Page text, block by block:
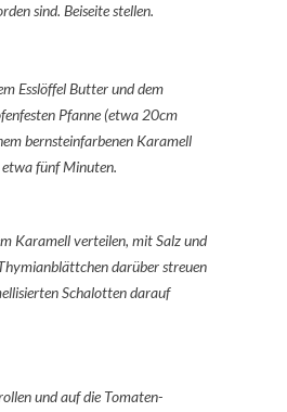
sind. Beiseite stellen.
Esslöffel Butter und dem
Pfanne (etwa 20cm
bernsteinfarbenen Karamell
fünf Minuten.
Karamell verteilen, mit Salz und
darüber streuen
Schalotten darauf
und auf die Tomaten-